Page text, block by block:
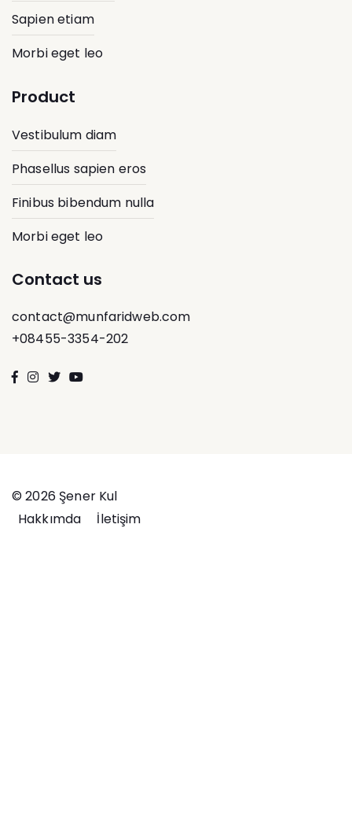
Sapien etiam
Morbi eget leo
Product
Vestibulum diam
Phasellus sapien eros
Finibus bibendum nulla
Morbi eget leo
Contact us
contact@munfaridweb.com
+08455-3354-202
© 2026 Şener Kul
Hakkımda
İletişim